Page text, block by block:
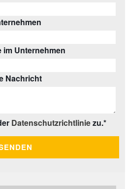
im Unternehmen
Nachricht
Datenschutzrichtliniezu.*